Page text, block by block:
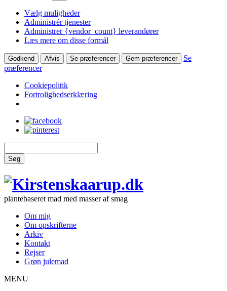
Vælg muligheder
Administrér tjenester
Administrer {vendor_count} leverandører
Læs mere om disse formål
Godkend Afvis Se præferencer Gem præferencer
Se
præferencer
Cookiepolitik
Fortrolighedserklæring
Søg
plantebaseret mad med masser af smag
Om mig
Om opskrifterne
Arkiv
Kontakt
Rejser
Grøn julemad
MENU